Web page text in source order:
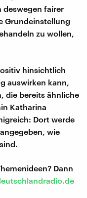
deswegen fairer
Grundeinstellung
zu wollen,
hinsichtlich
auswirken kann,
die bereits ähnliche
Katharina
Dort werde
wie
Dann